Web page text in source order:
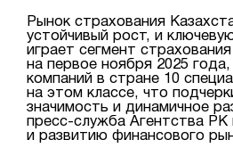
Рынок страхования
устойчивый рост, и
играет сегмент
на первое ноября 2025
компаний в стране 10
на этом классе, что
значимость и динамичное
пресс-служба Агентства РК
и развитию финансового